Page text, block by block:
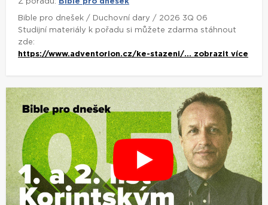
Bible pro dnešek / Duchovní dary / 2026 3Q 06
Studijní materiály k pořadu si můžete zdarma stáhnout
zde:
https://www.adventorion.cz/ke-stazeni/... zobrazit více